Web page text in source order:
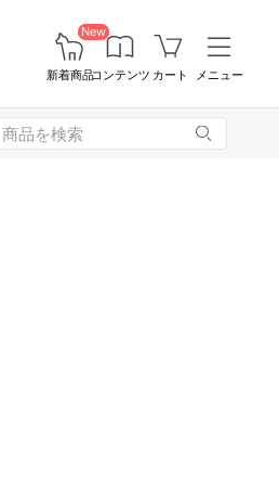
New
新着商品コンテンツ カート メニュー